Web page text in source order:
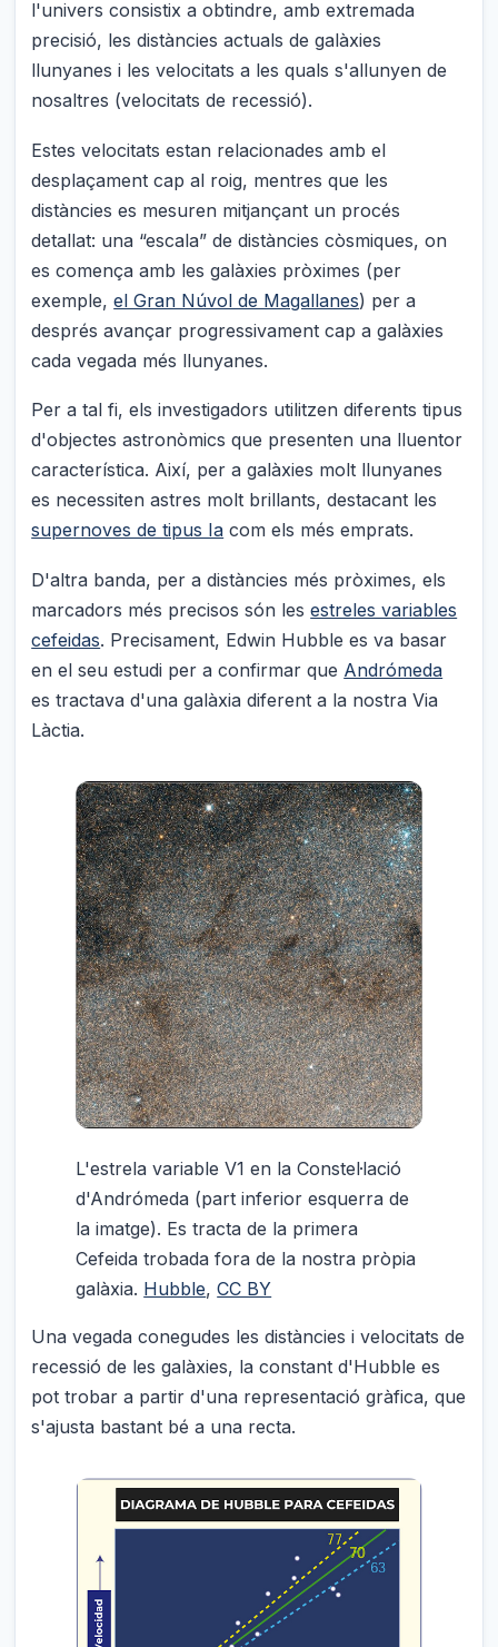
l'univers consistix a obtindre, amb extremada
precisió, les distàncies actuals de galàxies
llunyanes i les velocitats a les quals s'allunyen de
nosaltres (velocitats de recessió).
Estes velocitats estan relacionades amb el
desplaçament cap al roig, mentres que les
distàncies es mesuren mitjançant un procés
detallat: una “escala” de distàncies còsmiques, on
es comença amb les galàxies pròximes (per
exemple,el Gran Núvol de Magallanes) per a
després avançar progressivament cap a galàxies
cada vegada més llunyanes.
Per a tal fi, els investigadors utilitzen diferents tipus
d'objectes astronòmics que presenten una lluentor
característica. Així, per a galàxies molt llunyanes
es necessiten astres molt brillants, destacant les
supernoves de tipus Ia com els més emprats.
D'altra banda, per a distàncies més pròximes, els
marcadors més precisos són lesestreles variables
cefeidas. Precisament, Edwin Hubble es va basar
en el seu estudi per a confirmar que Andrómeda
es tractava d'una galàxia diferent a la nostra Via
Làctia.
L'estrela variable V1 en la Constel·lació
d'Andrómeda (part inferior esquerra de
la imatge). Es tracta de la primera
Cefeida trobada fora de la nostra pròpia
galàxia. Hubble,CC BY
Una vegada conegudes les distàncies i velocitats de
recessió de les galàxies, la constant d'Hubble es
pot trobar a partir d'una representació gràfica, que
s'ajusta bastant bé a una recta.